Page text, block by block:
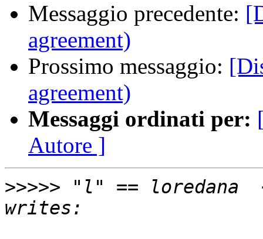
Messaggio precedente:
agreement)
Prossimo messaggio:
agreement)
Messaggi ordinati per:
Autore ]
>>>>> "l" == loredana